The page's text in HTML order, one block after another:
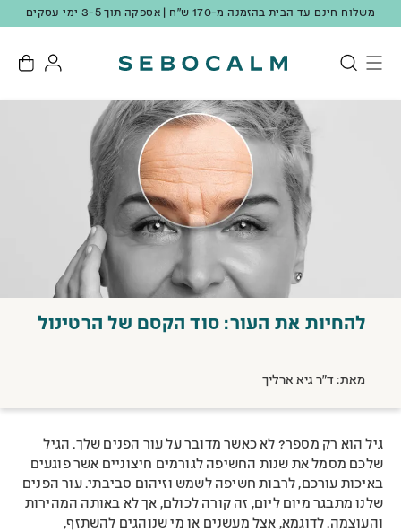
משלוח חינם עד הבית בהזמנה מ-170 ש"ח | אספקה תוך 3-5 ימי עסקים
להחיות את העור: סוד הקסם של הרטינול
מאת: ד"ר גיא ארליך
גיל הוא רק מספר? לא כאשר מדובר על עור הפנים שלך. הגיל
שלכם מסמל את שנות החשיפה לגורמים חיצוניים אשר פוגעים
באיכות עורכם, לרבות חשיפה לשמש וזיהום סביבתי. עור הפנים
שלנו מתבגר מיום ליום, זה קורה לכולם, אך לא באותה המהירות
והעוצמה. לדוגמא, אצל מעשנים או מי שנוהגים להשתזף,